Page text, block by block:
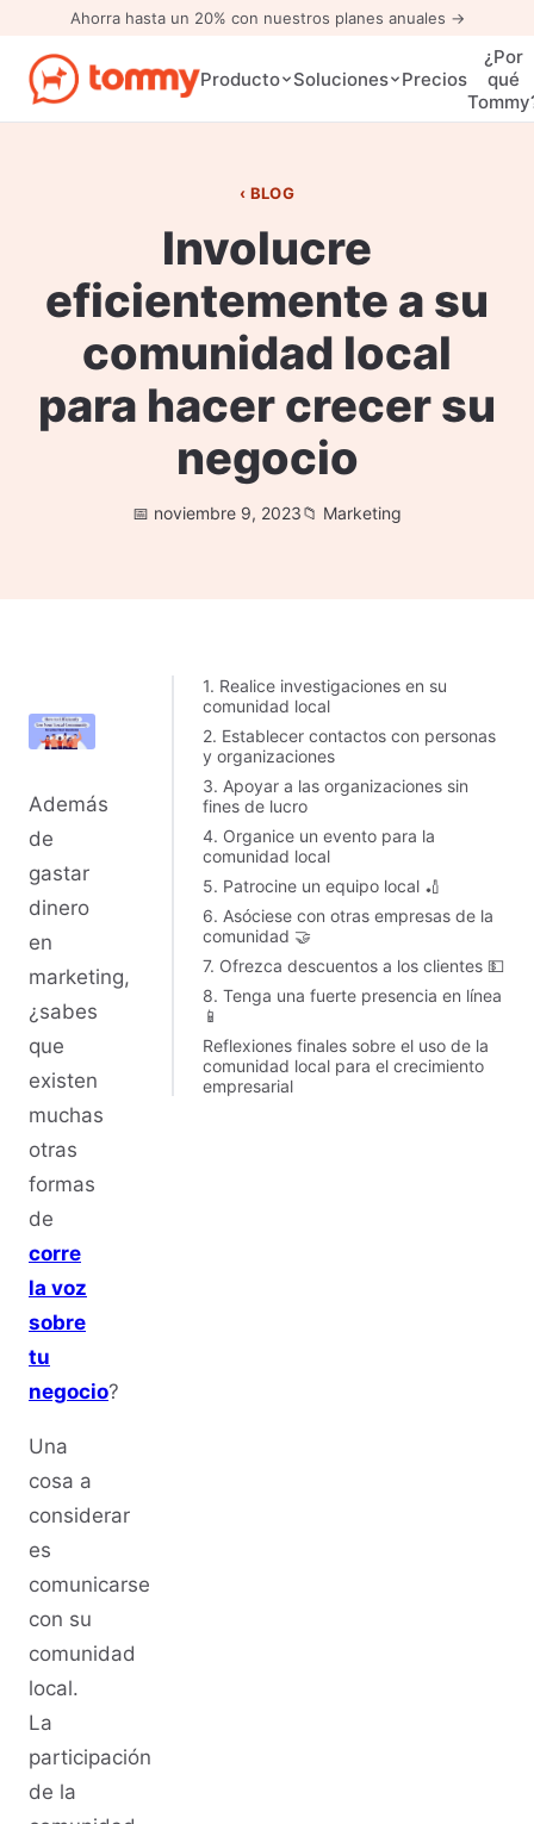
Ahorra hasta un 20% con nuestros planes anuales →
Producto Soluciones Precios
¿Por
qué
BLOG
Involucre
eficientemente a su
comunidad local
para hacer crecer su
negocio
noviembre 9, 2023 Marketing
Además
de
gastar
dinero
en
marketing,
¿sabes
que
existen
muchas
otras
formas
de
corre
la voz
sobre
tu
negocio?
Una
cosa a
considerar
es
comunicarse
con su
comunidad
local.
La
participación
de la
1. Realice investigaciones en su
comunidad local
2. Establecer contactos con personas
y organizaciones
3. Apoyar a las organizaciones sin
fines de lucro
4. Organice un evento para la
comunidad local
5. Patrocine un equipo local 🏏
6. Asóciese con otras empresas de la
comunidad 🤝
7. Ofrezca descuentos a los clientes 💵
8. Tenga una fuerte presencia en línea
📱
Reflexiones finales sobre el uso de la
comunidad local para el crecimiento
empresarial